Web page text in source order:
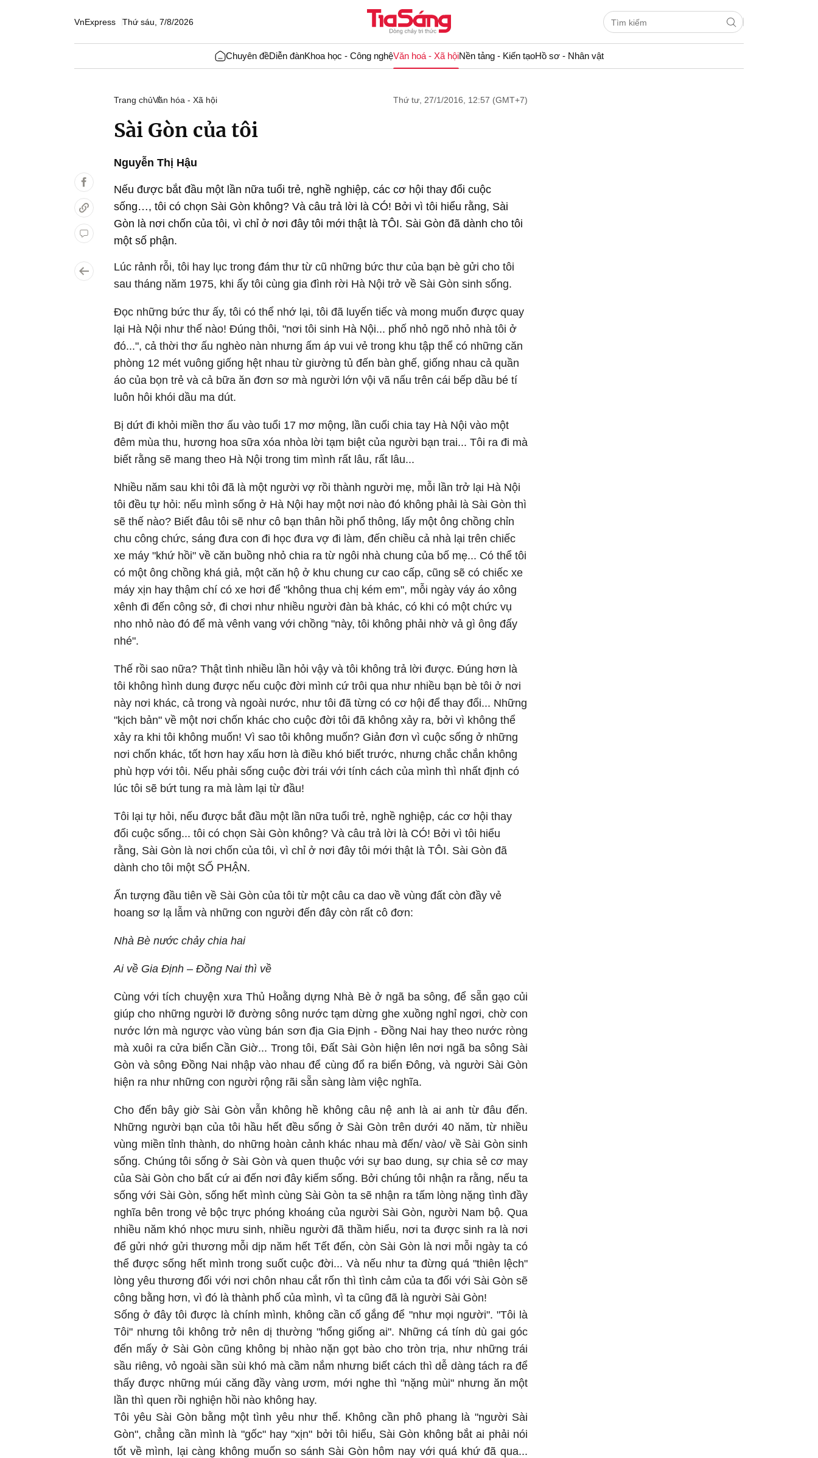
VnExpress Thứ sáu, 7/8/2026
Chuyên đềDiễn đànKhoa học - Công nghệVăn hoá - Xã hộiNền tảng - Kiến tạoHồ sơ - Nhân vật
Trang chủVăn hóa - Xã hội Thứ tư, 27/1/2016, 12:57 (GMT+7)
Sài Gòn của tôi
Nguyễn Thị Hậu
Nếu được bắt đầu một lần nữa tuổi trẻ, nghề nghiệp, các cơ hội thay đổi cuộc
sống…, tôi có chọn Sài Gòn không? Và câu trả lời là CÓ! Bởi vì tôi hiểu rằng, Sài
Gòn là nơi chốn của tôi, vì chỉ ở nơi đây tôi mới thật là TÔI. Sài Gòn đã dành cho tôi
một số phận.
Lúc rảnh rỗi, tôi hay lục trong đám thư từ cũ những bức thư của bạn bè gửi cho tôi
sau tháng năm 1975, khi ấy tôi cùng gia đình rời Hà Nội trở về Sài Gòn sinh sống.
Đọc những bức thư ấy, tôi có thể nhớ lại, tôi đã luyến tiếc và mong muốn được quay
lại Hà Nội như thế nào! Đúng thôi, "nơi tôi sinh Hà Nội... phố nhỏ ngõ nhỏ nhà tôi ở
đó...", cả thời thơ ấu nghèo nàn nhưng ấm áp vui vẻ trong khu tập thể có những căn
phòng 12 mét vuông giống hệt nhau từ giường tủ đến bàn ghế, giống nhau cả quần
áo của bọn trẻ và cả bữa ăn đơn sơ mà người lớn vội vã nấu trên cái bếp dầu bé tí
luôn hôi khói dầu ma dút.
Bị dứt đi khỏi miền thơ ấu vào tuổi 17 mơ mộng, lần cuối chia tay Hà Nội vào một
đêm mùa thu, hương hoa sữa xóa nhòa lời tạm biệt của người bạn trai... Tôi ra đi mà
biết rằng sẽ mang theo Hà Nội trong tim mình rất lâu, rất lâu...
Nhiều năm sau khi tôi đã là một người vợ rồi thành người mẹ, mỗi lần trở lại Hà Nội
tôi đều tự hỏi: nếu mình sống ở Hà Nội hay một nơi nào đó không phải là Sài Gòn thì
sẽ thế nào? Biết đâu tôi sẽ như cô bạn thân hồi phổ thông, lấy một ông chồng chỉn
chu công chức, sáng đưa con đi học đưa vợ đi làm, đến chiều cả nhà lại trên chiếc
xe máy "khứ hồi" về căn buồng nhỏ chia ra từ ngôi nhà chung của bố mẹ... Có thể tôi
có một ông chồng khá giả, một căn hộ ở khu chung cư cao cấp, cũng sẽ có chiếc xe
máy xịn hay thậm chí có xe hơi để "không thua chị kém em", mỗi ngày váy áo xông
xênh đi đến công sở, đi chơi như nhiều người đàn bà khác, có khi có một chức vụ
nho nhỏ nào đó để mà vênh vang với chồng "này, tôi không phải nhờ vả gì ông đấy
nhé".
Thế rồi sao nữa? Thật tình nhiều lần hỏi vậy và tôi không trả lời được. Đúng hơn là
tôi không hình dung được nếu cuộc đời mình cứ trôi qua như nhiều bạn bè tôi ở nơi
này nơi khác, cả trong và ngoài nước, như tôi đã từng có cơ hội để thay đổi... Những
"kịch bản" về một nơi chốn khác cho cuộc đời tôi đã không xảy ra, bởi vì không thể
xảy ra khi tôi không muốn! Vì sao tôi không muốn? Giản đơn vì cuộc sống ở những
nơi chốn khác, tốt hơn hay xấu hơn là điều khó biết trước, nhưng chắc chắn không
phù hợp với tôi. Nếu phải sống cuộc đời trái với tính cách của mình thì nhất định có
lúc tôi sẽ bứt tung ra mà làm lại từ đầu!
Tôi lại tự hỏi, nếu được bắt đầu một lần nữa tuổi trẻ, nghề nghiệp, các cơ hội thay
đổi cuộc sống... tôi có chọn Sài Gòn không? Và câu trả lời là CÓ! Bởi vì tôi hiểu
rằng, Sài Gòn là nơi chốn của tôi, vì chỉ ở nơi đây tôi mới thật là TÔI. Sài Gòn đã
dành cho tôi một SỐ PHẬN.
Ấn tượng đầu tiên về Sài Gòn của tôi từ một câu ca dao về vùng đất còn đầy vẻ
hoang sơ lạ lẫm và những con người đến đây còn rất cô đơn:
Nhà Bè nước chảy chia hai
Ai về Gia Định – Đồng Nai thì về
Cùng với tích chuyện xưa Thủ Hoằng dựng Nhà Bè ở ngã ba sông, để sẵn gạo củi
giúp cho những người lỡ đường sông nước tạm dừng ghe xuồng nghỉ ngơi, chờ con
nước lớn mà ngược vào vùng bán sơn địa Gia Định - Đồng Nai hay theo nước ròng
mà xuôi ra cửa biển Cần Giờ... Trong tôi, Đất Sài Gòn hiện lên nơi ngã ba sông Sài
Gòn và sông Đồng Nai nhập vào nhau để cùng đổ ra biển Đông, và người Sài Gòn
hiện ra như những con người rộng rãi sẵn sàng làm việc nghĩa.
Cho đến bây giờ Sài Gòn vẫn không hề không câu nệ anh là ai anh từ đâu đến.
Những người bạn của tôi hầu hết đều sống ở Sài Gòn trên dưới 40 năm, từ nhiều
vùng miền tỉnh thành, do những hoàn cảnh khác nhau mà đến/ vào/ về Sài Gòn sinh
sống. Chúng tôi sống ở Sài Gòn và quen thuộc với sự bao dung, sự chia sẻ cơ may
của Sài Gòn cho bất cứ ai đến nơi đây kiếm sống. Bởi chúng tôi nhận ra rằng, nếu ta
sống với Sài Gòn, sống hết mình cùng Sài Gòn ta sẽ nhận ra tấm lòng nặng tình đầy
nghĩa bên trong vẻ bộc trực phóng khoáng của người Sài Gòn, người Nam bộ. Qua
nhiều năm khó nhọc mưu sinh, nhiều người đã thầm hiểu, nơi ta được sinh ra là nơi
để gửi nhớ gửi thương mỗi dịp năm hết Tết đến, còn Sài Gòn là nơi mỗi ngày ta có
thể được sống hết mình trong suốt cuộc đời... Và nếu như ta đừng quá "thiên lệch"
lòng yêu thương đối với nơi chôn nhau cắt rốn thì tình cảm của ta đối với Sài Gòn sẽ
công bằng hơn, vì đó là thành phố của mình, vì ta cũng đã là người Sài Gòn!
Sống ở đây tôi được là chính mình, không cần cố gắng để "như mọi người". "Tôi là
Tôi" nhưng tôi không trở nên dị thường "hổng giống ai". Những cá tính dù gai góc
đến mấy ở Sài Gòn cũng không bị nhào nặn gọt bào cho tròn trịa, như những trái
sầu riêng, vỏ ngoài sần sùi khó mà cầm nắm nhưng biết cách thì dễ dàng tách ra để
thấy được những múi căng đầy vàng ươm, mới nghe thì "nặng mùi" nhưng ăn một
lần thì quen rồi nghiện hồi nào không hay.
Tôi yêu Sài Gòn bằng một tình yêu như thế. Không cần phô phang là "người Sài
Gòn", chẳng cần mình là "gốc" hay "xịn" bởi tôi hiểu, Sài Gòn không bắt ai phải nói
tốt về mình, lại càng không muốn so sánh Sài Gòn hôm nay với quá khứ đã qua...